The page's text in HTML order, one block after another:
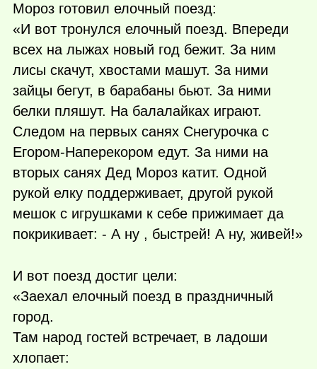
Мороз готовил елочный поезд:
«И вот тронулся елочный поезд. Впереди
всех на лыжах новый год бежит. За ним
лисы скачут, хвостами машут. За ними
зайцы бегут, в барабаны бьют. За ними
белки пляшут. На балалайках играют.
Следом на первых санях Снегурочка с
Егором-Наперекором едут. За ними на
вторых санях Дед Мороз катит. Одной
рукой елку поддерживает, другой рукой
мешок с игрушками к себе прижимает да
покрикивает: - А ну , быстрей! А ну, живей!»
И вот поезд достиг цели:
«Заехал елочный поезд в праздничный
город.
Там народ гостей встречает, в ладоши
хлопает: